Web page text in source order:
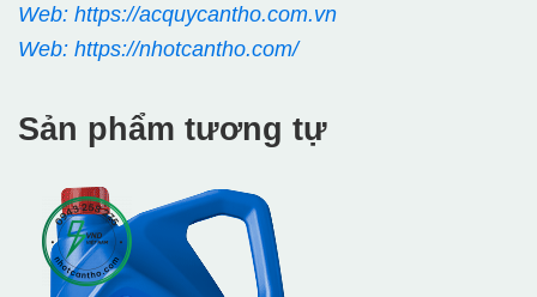
Web: https://acquycantho.com.vn
Web: https://nhotcantho.com/
Sản phẩm tương tự